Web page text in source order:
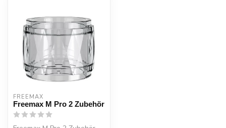
FREEMAX
Freemax M Pro 2 Zubehör